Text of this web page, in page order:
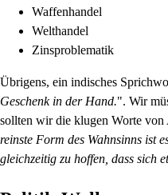
Waffenhandel
Welthandel
Zinsproblematik
Übrigens, ein indisches
Geschenk in der Hand.". Wir
sollten wir die klugen Worte
reinste Form des Wahnsinns ist
gleichzeitig zu hoffen, dass sich